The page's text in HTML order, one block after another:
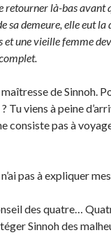
retourner là-bas avant
sa demeure, elle eut la
une vieille femme
de Sinnoh.
Tu viens à peine
consiste pas à
pas à expliquer
des quatre…
Sinnoh des